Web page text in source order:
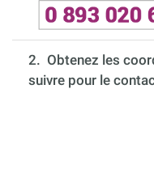
2. Obtenez les
suivre pour le